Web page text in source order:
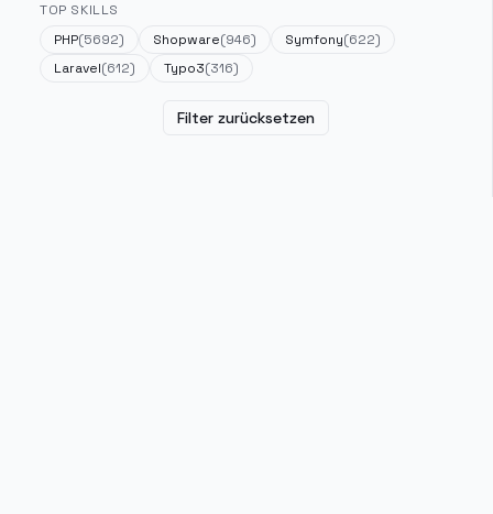
TOP SKILLS
PHP(5692) Shopware(946) Symfony(622)
Laravel(612) Typo3(316)
Filter zurücksetzen